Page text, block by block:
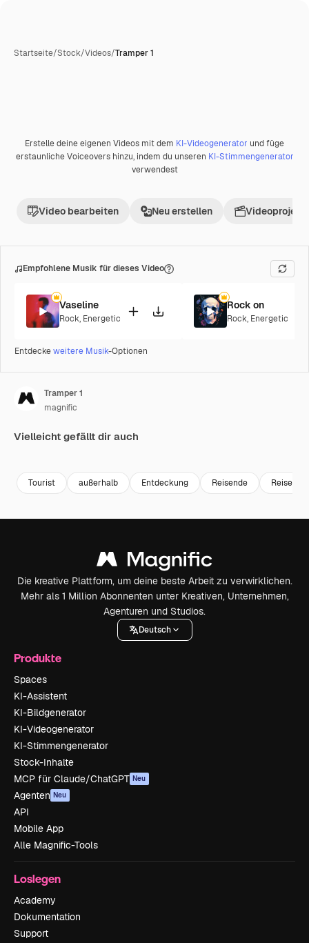
Startseite/Stock/Videos/Tramper 1
Erstelle deine eigenen Videos mit dem KI-Videogenerator und füge
erstaunliche Voiceovers hinzu, indem du unseren KI-Stimmengenerator
verwendest
Video bearbeiten Neu erstellen Videoprojekt
Empfohlene Musik für dieses Video
Vaseline
Rock, Energetic
Rock on
Rock, Energetic
Entdeckeweitere Musik-Optionen
Tramper 1
magnific
Vielleicht gefällt dir auch
Tourist außerhalb Entdeckung Reisende Reisende
Die kreative Plattform, um deine beste Arbeit zu verwirklichen.
Mehr als 1 Million Abonnenten unter Kreativen, Unternehmen,
Agenturen und Studios.
Deutsch
Produkte
Spaces
KI-Assistent
KI-Bildgenerator
KI-Videogenerator
KI-Stimmengenerator
Stock-Inhalte
MCP für Claude/ChatGPT Neu
Agenten Neu
API
Mobile App
Alle Magnific-Tools
Loslegen
Academy
Dokumentation
Support